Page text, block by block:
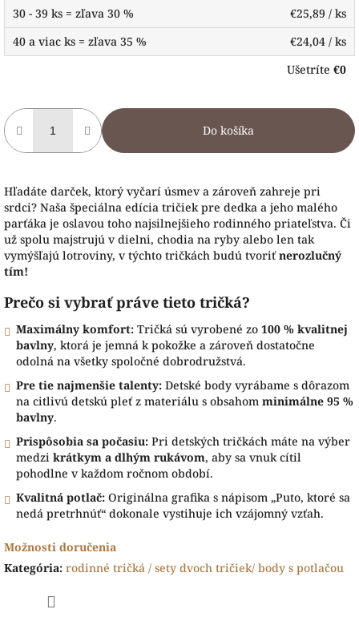
30 - 39 ks = zľava 30 %
€25,89 / ks
40 a viac ks = zľava 35 %
€24,04 / ks
Ušetríte €0
Do košíka
Hľadáte darček, ktorý vyčarí úsmev a zároveň zahreje pri
srdci? Naša špeciálna edícia tričiek pre dedka a jeho malého
parťáka je oslavou toho najsilnejšieho rodinného priateľstva. Či
už spolu majstrujú v dielni, chodia na ryby alebo len tak
vymýšľajú lotroviny, v týchto tričkách budú tvoriťnerozlučný
tím!
Prečo si vybrať práve tieto tričká?
Maximálny komfort: Tričká sú vyrobené zo 100 % kvalitnej
bavlny, ktorá je jemná k pokožke a zároveň dostatočne
odolná na všetky spoločné dobrodružstvá.
Pre tie najmenšie talenty: Detské body vyrábame s dôrazom
na citlivú detskú pleť z materiálu s obsahom minimálne 95 %
bavlny.
Prispôsobia sa počasiu: Pri detských tričkách máte na výber
medzi krátkym a dlhým rukávom, aby sa vnuk cítil
pohodlne v každom ročnom období.
Kvalitná potlač: Originálna grafika s nápisom „Puto, ktoré sa
nedá pretrhnúť“ dokonale vystihuje ich vzájomný vzťah.
Možnosti doručenia
Kategória: rodinné tričká / sety dvoch tričiek/ body s potlačou